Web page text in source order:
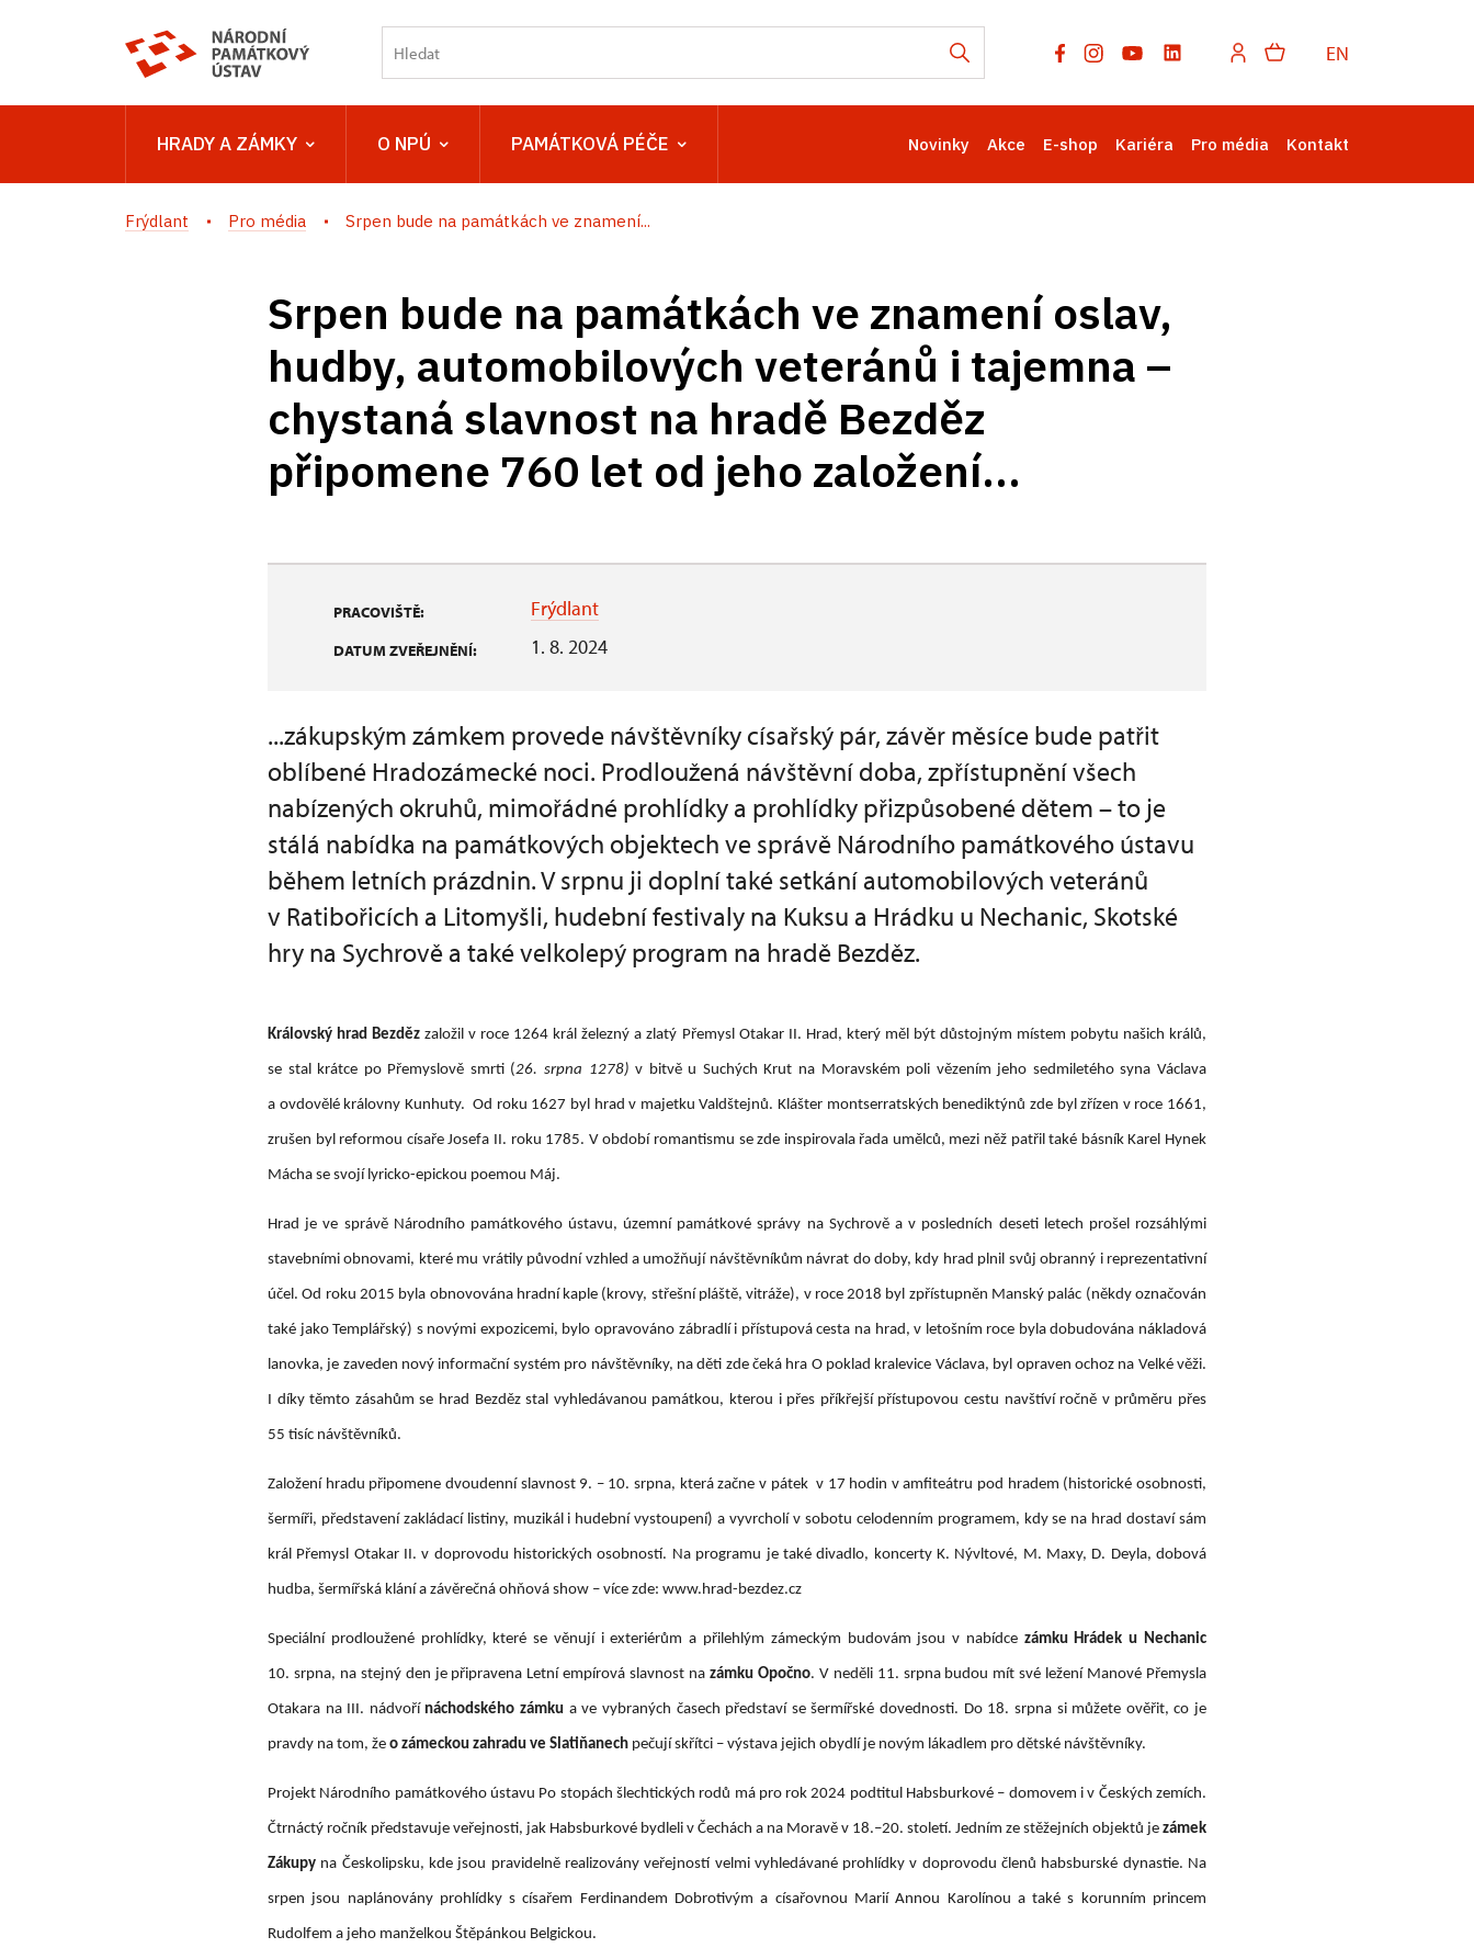
EN
HRADY A ZÁMKY O NPÚ PAMÁTKOVÁ PÉČE Novinky Akce E-shop Kariéra Pro média Kontakt
Frýdlant Pro média Srpen bude na památkách ve znamení...
Srpen bude na památkách ve znamení oslav,
hudby, automobilových veteránů i tajemna –
chystaná slavnost na hradě Bezděz
připomene 760 let od jeho založení...
PRACOVIŠTĚ: Frýdlant
DATUM ZVEŘEJNĚNÍ: 1. 8. 2024
...zákupským zámkem provede návštěvníky císařský pár, závěr měsíce bude patřit
oblíbené Hradozámecké noci. Prodloužená návštěvní doba, zpřístupnění všech
nabízených okruhů, mimořádné prohlídky a prohlídky přizpůsobené dětem – to je
stálá nabídka na památkových objektech ve správě Národního památkového ústavu
během letních prázdnin. V srpnu ji doplní také setkání automobilových veteránů
v Ratibořicích a Litomyšli, hudební festivaly na Kuksu a Hrádku u Nechanic, Skotské
hry na Sychrově a také velkolepý program na hradě Bezděz.
Královský hrad Bezděz založil v roce 1264 král železný a zlatý Přemysl Otakar II. Hrad, který měl být důstojným místem pobytu našich králů,
se stal krátce po Přemyslově smrti (26. srpna 1278)v bitvě u Suchých Krut na Moravském poli vězením jeho sedmiletého syna Václava
a ovdovělé královny Kunhuty. Od roku 1627 byl hrad v majetku Valdštejnů. Klášter montserratských benediktýnů zde byl zřízen v roce 1661,
zrušen byl reformou císaře Josefa II. roku 1785. V období romantismu se zde inspirovala řada umělců, mezi něž patřil také básník Karel Hynek
Mácha se svojí lyricko-epickou poemou Máj.
Hrad je ve správě Národního památkového ústavu, územní památkové správy na Sychrově a v posledních deseti letech prošel rozsáhlými
stavebními obnovami, které mu vrátily původní vzhled a umožňují návštěvníkům návrat do doby, kdy hrad plnil svůj obranný i reprezentativní
účel. Od roku 2015 byla obnovována hradní kaple (krovy, střešní pláště, vitráže), v roce 2018 byl zpřístupněn Manský palác (někdy označován
také jako Templářský) s novými expozicemi, bylo opravováno zábradlí i přístupová cesta na hrad, v letošním roce byla dobudována nákladová
lanovka, je zaveden nový informační systém pro návštěvníky, na děti zde čeká hra O poklad kralevice Václava, byl opraven ochoz na Velké věži.
I díky těmto zásahům se hrad Bezděz stal vyhledávanou památkou, kterou i přes příkřejší přístupovou cestu navštíví ročně v průměru přes
55 tisíc návštěvníků.
Založení hradu připomene dvoudenní slavnost 9. – 10. srpna, která začne v pátek v 17 hodin v amfiteátru pod hradem (historické osobnosti,
šermíři, představení zakládací listiny, muzikál i hudební vystoupení) a vyvrcholí v sobotu celodenním programem, kdy se na hrad dostaví sám
král Přemysl Otakar II. v doprovodu historických osobností. Na programu je také divadlo, koncerty K. Nývltové, M. Maxy, D. Deyla, dobová
hudba, šermířská klání a závěrečná ohňová show – více zde: www.hrad-bezdez.cz
Speciální prodloužené prohlídky, které se věnují i exteriérům a přilehlým zámeckým budovám jsou v nabídce zámku Hrádek u Nechanic
10. srpna, na stejný den je připravena Letní empírová slavnost na zámku Opočno. V neděli 11. srpna budou mít své ležení Manové Přemysla
Otakara na III. nádvoří náchodského zámku a ve vybraných časech představí se šermířské dovednosti. Do 18. srpna si můžete ověřit, co je
pravdy na tom, že o zámeckou zahradu ve Slatiňanech pečují skřítci – výstava jejich obydlí je novým lákadlem pro dětské návštěvníky.
Projekt Národního památkového ústavu Po stopách šlechtických rodů má pro rok 2024 podtitul Habsburkové – domovem i v Českých zemích.
Čtrnáctý ročník představuje veřejnosti, jak Habsburkové bydleli v Čechách a na Moravě v 18.–20. století. Jedním ze stěžejních objektů je zámek
Zákupy na Českolipsku, kde jsou pravidelně realizovány veřejností velmi vyhledávané prohlídky v doprovodu členů habsburské dynastie. Na
srpen jsou naplánovány prohlídky s císařem Ferdinandem Dobrotivým a císařovnou Marií Annou Karolínou a také s korunním princem
Rudolfem a jeho manželkou Štěpánkou Belgickou.